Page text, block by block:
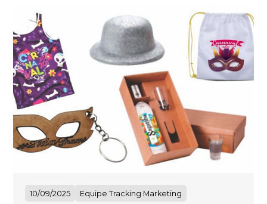
10/09/2025 Equipe Tracking Marketing